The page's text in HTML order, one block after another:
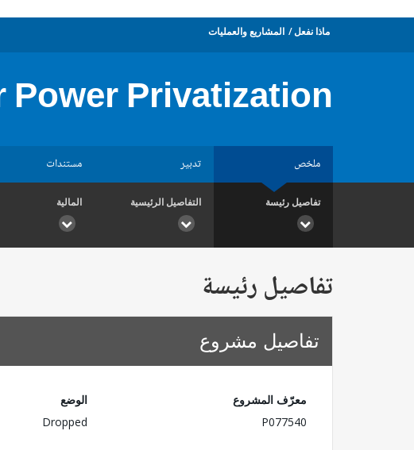
ماذا نفعل المشاريع والعمليات
Privatization
ملخص تدبير مستندات
تفاصيل رئيسة التفاصيل الرئيسية المالية
تفاصيل رئيسة
تفاصيل مشروع
معرّف المشروع
P077540
الوضع
Dropped